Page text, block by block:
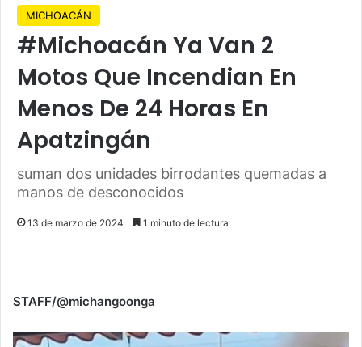
MICHOACÁN
#Michoacán Ya Van 2
Motos Que Incendian En
Menos De 24 Horas En
Apatzingán
suman dos unidades birrodantes quemadas a
manos de desconocidos
13 de marzo de 2024 1 minuto de lectura
STAFF/@michangoonga